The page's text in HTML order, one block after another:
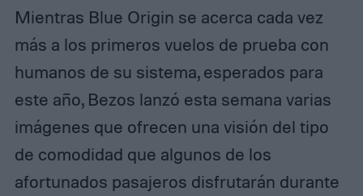
Mientras Blue Origin se acerca cada vez
más a los primeros vuelos de prueba con
humanos de su sistema, esperados para
este año, Bezos lanzó esta semana varias
imágenes que ofrecen una visión del tipo
de comodidad que algunos de los
afortunados pasajeros disfrutarán durante